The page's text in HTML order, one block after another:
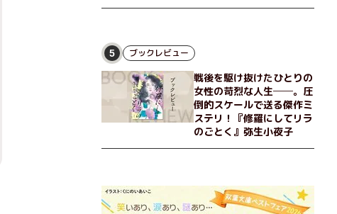
5 ブックレビュー
戦後を駆け抜けたひとりの
女性の苛烈な人生──。圧
倒的スケールで送る傑作ミ
ステリ！『修羅にしてリラ
のごとく』弥生小夜子